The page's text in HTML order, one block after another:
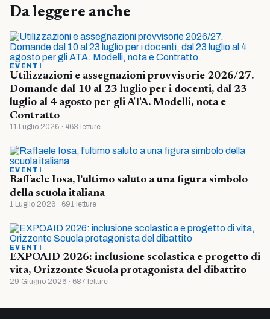
Da leggere anche
EVENTI
Utilizzazioni e assegnazioni provvisorie 2026/27.
Domande dal 10 al 23 luglio per i docenti, dal 23
luglio al 4 agosto per gli ATA. Modelli, nota e
Contratto
11 Luglio 2026 · 463 letture
EVENTI
Raffaele Iosa, l’ultimo saluto a una figura simbolo
della scuola italiana
1 Luglio 2026 · 691 letture
EVENTI
EXPOAID 2026: inclusione scolastica e progetto di
vita, Orizzonte Scuola protagonista del dibattito
29 Giugno 2026 · 687 letture